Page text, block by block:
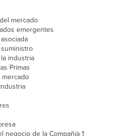
mercado
emergentes
industria
Primas
negocio de la Compañía 1